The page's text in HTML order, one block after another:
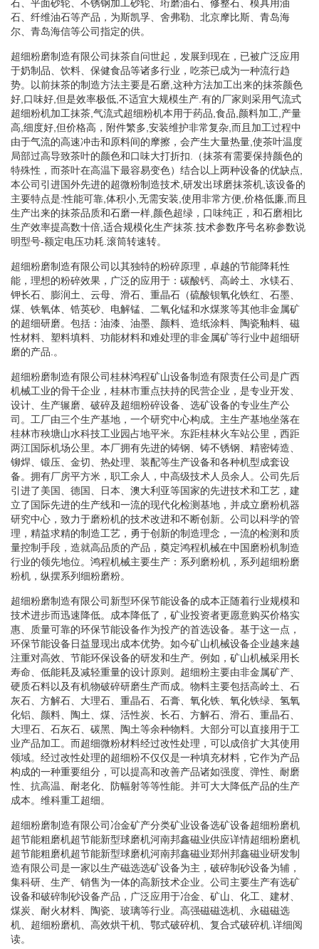
石、平面砂轮、不锈钢加工砂轮、珩磨油石、修整石、模具用油
石、纤维油石等产品，为斯凯孚、舍弗勒、北京摩比斯、青岛海
尔、青岛海信等公司指定的供。
超细粉磨制造有限公司抹茶自问世起，发展到现在，已被广泛应用
于奶制品、饮料、保健食品等诸多行业，吃茶已成为一种流行趋
势。以前抹茶的制造方法主要是石磨,这种方法加工出来的抹茶颜色
好,口味好,但是效率极低,不适宜大规模生产.有的厂家则采用气流式
超细粉机加工抹茶,气流式超细粉机本用于药品,食品,颜料加工,产量
高,细度好,但价格高，附件繁多,安装维护非常复杂,而且加工过程中
由于气流的高速冲击和原料间的摩擦，会产生大量热量,使茶叶温度
局部过高导致茶叶的颜色和口味大打折扣.（抹茶有需要保持颜色的
特殊性，而茶叶在高温下最容易变色）结合以上两种设备的优缺点,
本公司引进国外先进的超微粉制造技术,研发出球磨抹茶机,该设备的
主要特点是:性能可靠,体积小,无需安装,使用非常方便,价格低廉,而且
生产出来的抹茶品质和石磨一样,颜色超绿，口味纯正，和石磨相比
生产效率提高数十倍,适合规模化生产抹茶.技术参数序号名称参数说
明型号-额定电压功耗.滚筒转速转。
超细粉磨制造有限公司以其独特的粉碎原理，卓越的节能降耗性
能，理想的粉碎效果，广泛的应用于：碳酸钙、高岭土、水镁石、
钾长石、膨润土、云母、滑石、重晶石（硫酸钡氧化铁红、石墨、
煤、铁氧体、锆英砂、电解锰、二氧化锰和水煤浆等其他非金属矿
的超细研磨。包括：油漆、油墨、颜料、造纸涂料、陶瓷釉料、磁
性材料、塑料填料、功能材料和难处理的非金属矿等行业中超细研
磨的产品.。
超细粉磨制造有限公司桂林鸿程矿山设备制造有限责任公司是广西
机械工业的骨干企业，桂林市重点扶持的民营企业，是专业开发、
设计、生产辗磨、破碎及超细粉碎设备、选矿设备的专业生产公
司。工厂由三个生产基地，一个研究中心构成。主生产基地坐落在
桂林市秧塘山水科技工业园占地平米。东距桂林火车站公里，西距
两江国际机场公里。本厂拥有先进的铸钢、铸不锈钢、精密铸造、
铆焊、锻压、金切、热处理、装配等生产设备和各种机型成套设
备。拥有厂房平方米，职工余人，中高级技术人员余人。公司先后
引进了美国、德国、日本、澳大利亚等国家的先进技术和工艺，建
立了国际先进的生产线和一流的现代化检测基地，并成立磨粉机器
研究中心，致力于磨粉机的技术改进和不断创新。公司以科学的管
理，精益求精的制造工艺，勇于创新的制造理念，一流的检测和质
量控制手段，造就高品质的产品，奠定鸿程机械在中国磨粉机制造
行业的领先地位。鸿程机械主要生产：系列磨粉机，系列超细粉磨
粉机，纵摆系列细粉磨粉。
超细粉磨制造有限公司新型环保节能设备的成本正随着行业规模和
技术进步而迅速降低。成本降低了，矿业投资者更愿意购买价格实
惠、质量可靠的环保节能设备作为投产的首选设备。基于这一点，
环保节能设备日益显现出成本优势。如今矿山机械设备企业越来越
注重对高效、节能环保设备的研发和生产。例如，矿山机械采用长
寿命、低能耗及减轻重量的设计原则。超细粉主要由非金属矿产、
硬质石料以及有机物破碎研磨生产而成。物料主要包括高岭土、石
灰石、方解石、大理石、重晶石、石膏、氧化铁、氧化铁绿、氢氧
化铝、颜料、陶土、煤、活性炭、长石、方解石、滑石、重晶石、
大理石、石灰石、碳黑、陶土等余种物料。大部分可以直接用于工
业产品加工。而超细微粉材料经过改性处理，可以成倍扩大其使用
领域。经过改性处理的超细粉不仅仅是一种填充材料，它作为产品
构成的一种重要组分，可以提高和改善产品诸如强度、弹性、耐磨
性、抗高温、耐老化、防幅射等等性能。并可大大降低产品的生产
成本。维科重工超细。
超细粉磨制造有限公司冶金矿产分类矿业设备选矿设备超细粉磨机
超节能粗磨机超节能新型球磨机河南邦鑫磁业供应详情超细粉磨机
超节能粗磨机超节能新型球磨机河南邦鑫磁业郑州邦鑫磁业研发制
造有限公司是一家以生产磁选选矿设备为主，破碎制砂设备为辅，
集科研、生产、销售为一体的高新技术企业。公司主要生产有选矿
设备和破碎制砂设备产品，广泛应用于冶金、矿山、化工、建材、
煤炭、耐火材料、陶瓷、玻璃等行业。高强磁磁选机、永磁磁选
机、超细粉磨机、高效烘干机、鄂式破碎机、复合式破碎机.详细阅
读。